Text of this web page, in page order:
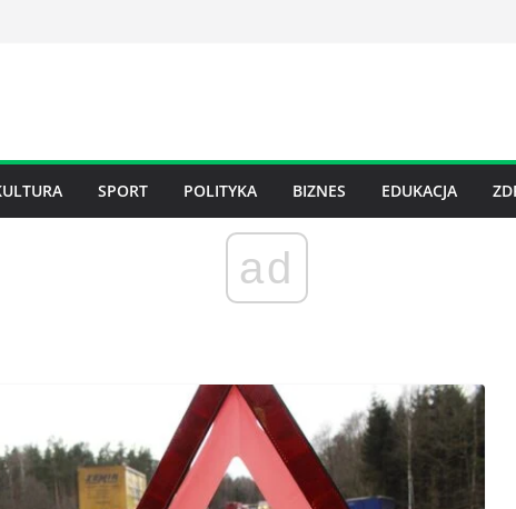
SPORT POLITYKA BIZNES EDUKACJA
ad